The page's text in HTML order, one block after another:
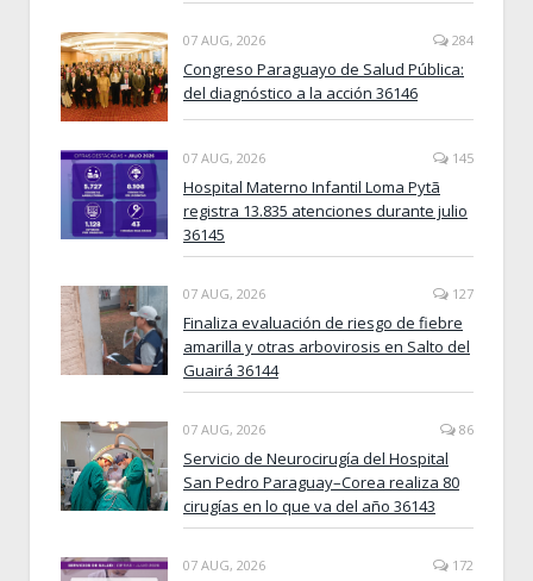
07 AUG, 2026 284
Congreso Paraguayo de Salud Pública:
del diagnóstico a la acción 36146
07 AUG, 2026 145
Hospital Materno Infantil Loma Pytã
registra 13.835 atenciones durante julio
36145
07 AUG, 2026 127
Finaliza evaluación de riesgo de fiebre
amarilla y otras arbovirosis en Salto del
Guairá 36144
07 AUG, 2026 86
Servicio de Neurocirugía del Hospital
San Pedro Paraguay–Corea realiza 80
cirugías en lo que va del año 36143
07 AUG, 2026 172